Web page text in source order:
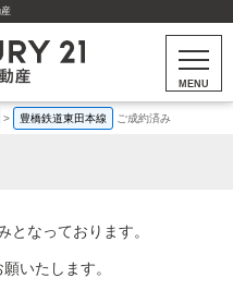
MENU
> 豊橋鉄道東田本線 ご成約済み
となっております。
いたします。